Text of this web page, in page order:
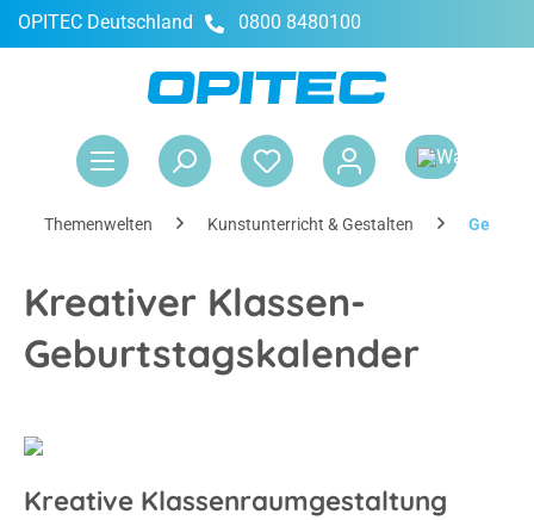
springen
OPITEC Deutschland 0800 8480100
Themenwelten Kunstunterricht & Gestalten
Kreativer Klassen-
Geburtstagskalender
Kreative Klassenraumgestaltung